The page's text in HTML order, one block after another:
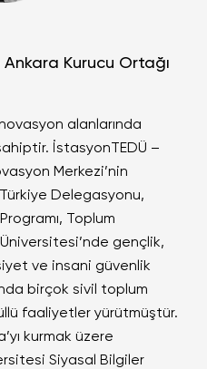
Kurucu Ortağı
alanlarında
İstasyonTEDÜ –
Merkezi’nin
Delegasyonu,
Toplum
gençlik,
ve insani güvenlik
birçok sivil toplum
faaliyetler yürütmüştür.
kurmak üzere
Siyasal Bilgiler